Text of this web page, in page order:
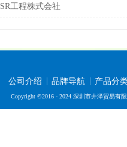
SR工程株式会社
公司介绍 品牌导航 产品分
Copyright ©2016 - 2024 深圳市井泽贸易有